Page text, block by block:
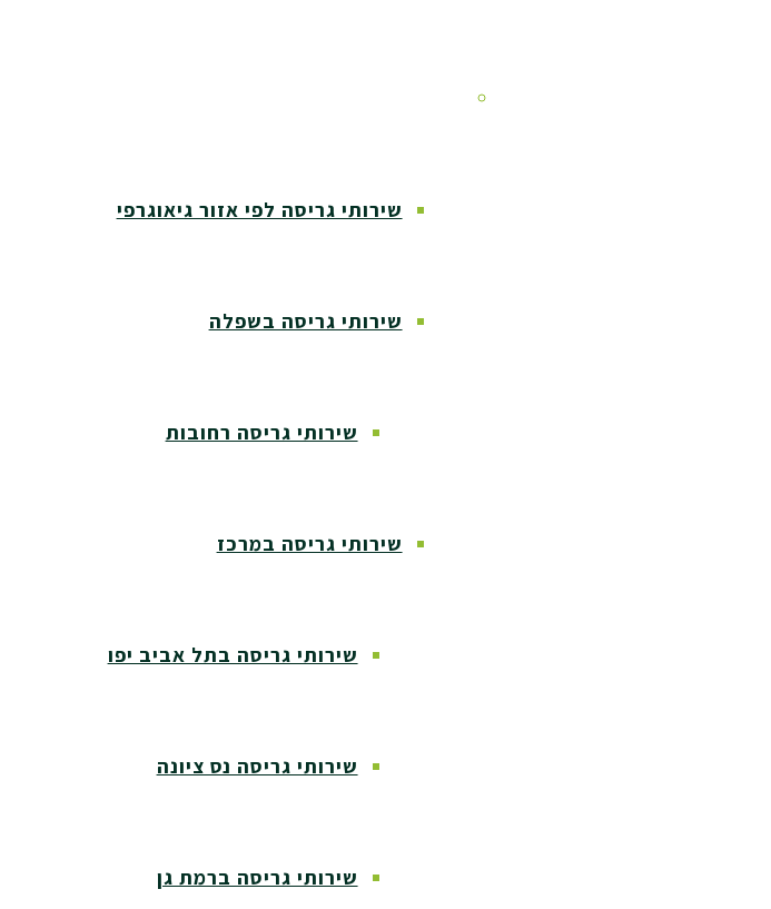
שירותי גריסה לפי אזור גיאוגרפי
שירותי גריסה בשפלה
שירותי גריסה רחובות
שירותי גריסה במרכז
שירותי גריסה בתל אביב יפו
שירותי גריסה נס ציונה
שירותי גריסה ברמת גן